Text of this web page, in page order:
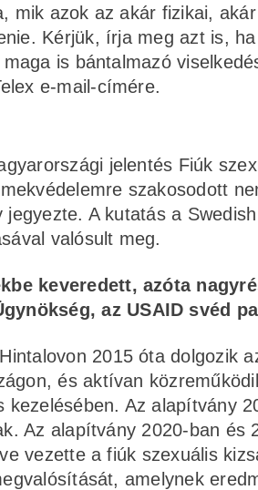
mik azok az akár fizikai,
Kérjük, írja meg azt is,
is bántalmazó
e-mail-címére.
jelentés Fiúk
szakosodott
A kutatás a
valósult meg.
keveredett, azóta
az USAID svéd
2015 óta dolgozik
és aktívan
kezelésében. Az alapítvány
Az alapítvány 2020-ban és
vezette a fiúk szexuális
amelynek